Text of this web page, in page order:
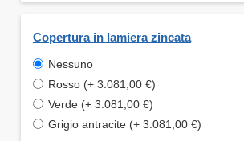
Copertura in lamiera zincata
Nessuno
Rosso (+ 3.081,00 €)
Verde (+ 3.081,00 €)
Grigio antracite (+ 3.081,00 €)